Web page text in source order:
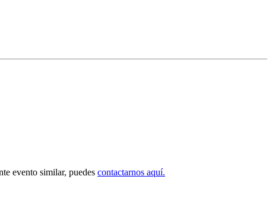
evento similar, puedes contactarnos aquí.